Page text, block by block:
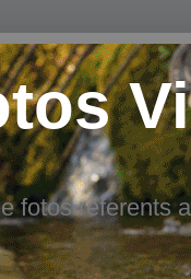
fotos referents